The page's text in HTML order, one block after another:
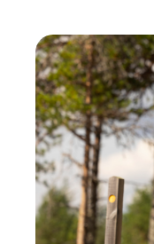
Rekry